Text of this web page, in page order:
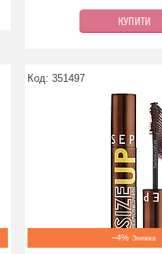
КУПИТИ
351497
–4%